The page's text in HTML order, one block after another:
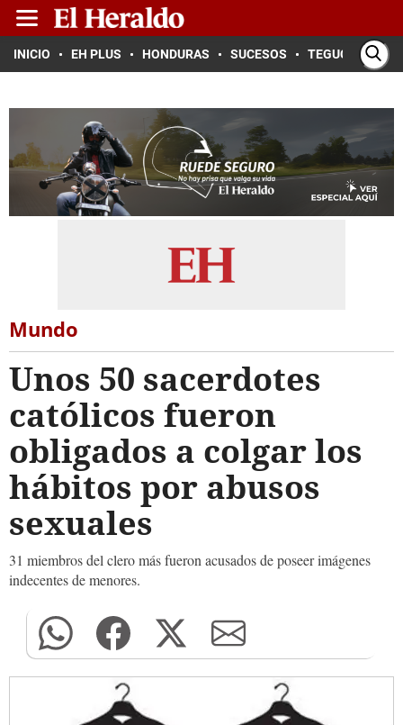
INICIO EH PLUS HONDURAS SUCESOS TEGUCIGALPA
Mundo
Unos 50 sacerdotes
católicos fueron
obligados a colgar los
hábitos por abusos
sexuales
31 miembros del clero más fueron acusados de poseer imágenes
indecentes de menores.